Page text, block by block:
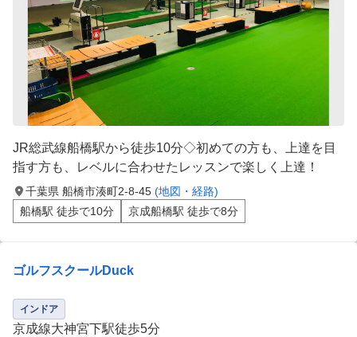
JR総武線船橋駅から徒歩10分◇初めての方も、上達を目
指す方も、レベルに合わせたレッスンで楽しく上達！
千葉県 船橋市湊町2-8-45 (地図・経路)
船橋駅 徒歩で10分
京成船橋駅 徒歩で8分
ゴルフスクールDuck
インドア
京成線大神宮下駅徒歩5分